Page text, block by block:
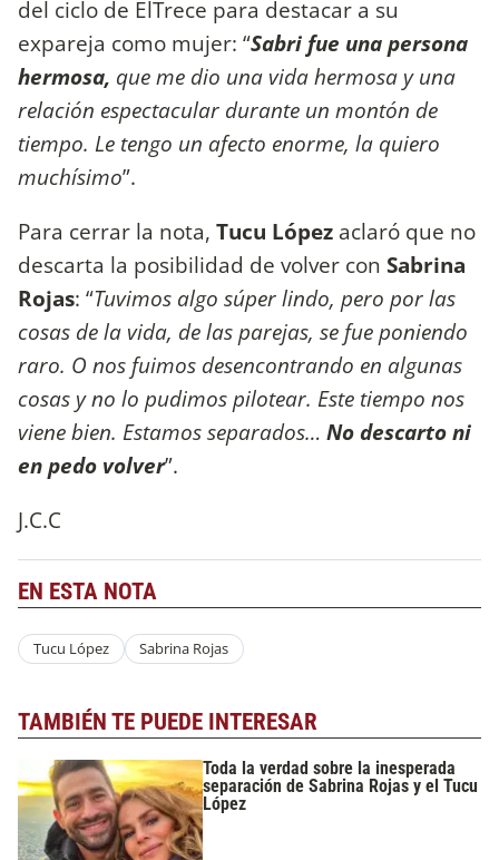
del ciclo de ElTrece para destacar a su
expareja como mujer: “Sabri fue una persona
hermosa, que me dio una vida hermosa y una
relación espectacular durante un montón de
tiempo. Le tengo un afecto enorme, la quiero
muchísimo”.
Para cerrar la nota, Tucu López aclaró que no
descarta la posibilidad de volver con Sabrina
Rojas: “Tuvimos algo súper lindo, pero por las
cosas de la vida, de las parejas, se fue poniendo
raro. O nos fuimos desencontrando en algunas
cosas y no lo pudimos pilotear. Este tiempo nos
viene bien. Estamos separados… No descarto ni
en pedo volver”.
J.C.C
EN ESTA NOTA
Tucu López Sabrina Rojas
TAMBIÉN TE PUEDE INTERESAR
Toda la verdad sobre la inesperada
separación de Sabrina Rojas y el Tucu
López